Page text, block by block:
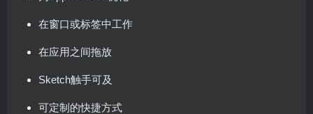
在窗口或标签中工作
在应用之间拖放
Sketch触手可及
可定制的快捷方式